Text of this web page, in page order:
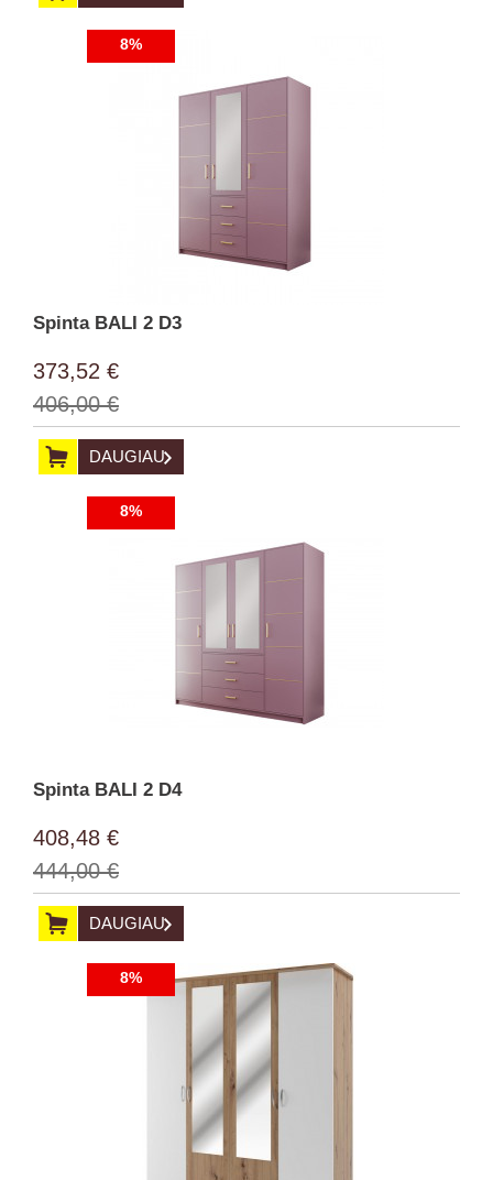
8%
Spinta BALI 2 D3
373,52 €
406,00 €
DAUGIAU
8%
Spinta BALI 2 D4
408,48 €
444,00 €
DAUGIAU
8%